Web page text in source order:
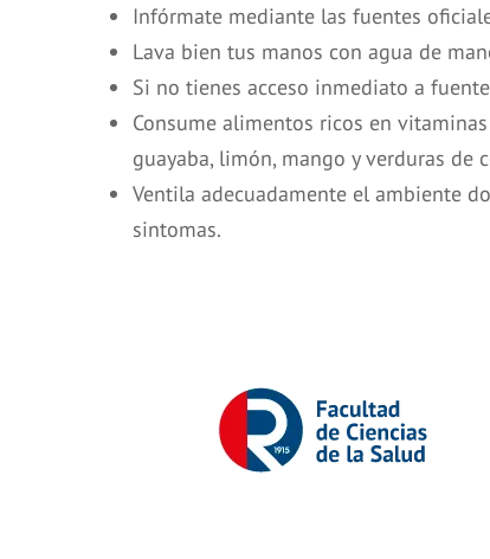
Infórmate mediante las fuentes
Lava bien tus manos con agua de
Si no tienes acceso inmediato a
Consume alimentos ricos en
guayaba, limón, mango y verduras de
Ventila adecuadamente el ambiente
sintomas.